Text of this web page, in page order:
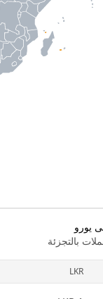
يورو
بالتجزئة
LKR